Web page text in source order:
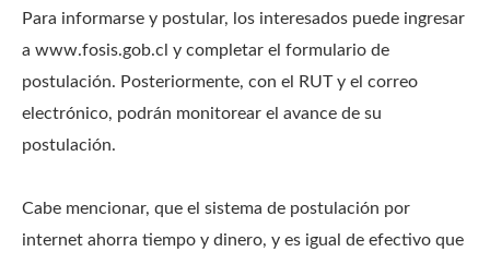
Para informarse y postular, los interesados puede ingresar
a www.fosis.gob.cl y completar el formulario de
postulación. Posteriormente, con el RUT y el correo
electrónico, podrán monitorear el avance de su
postulación.
Cabe mencionar, que el sistema de postulación por
internet ahorra tiempo y dinero, y es igual de efectivo que